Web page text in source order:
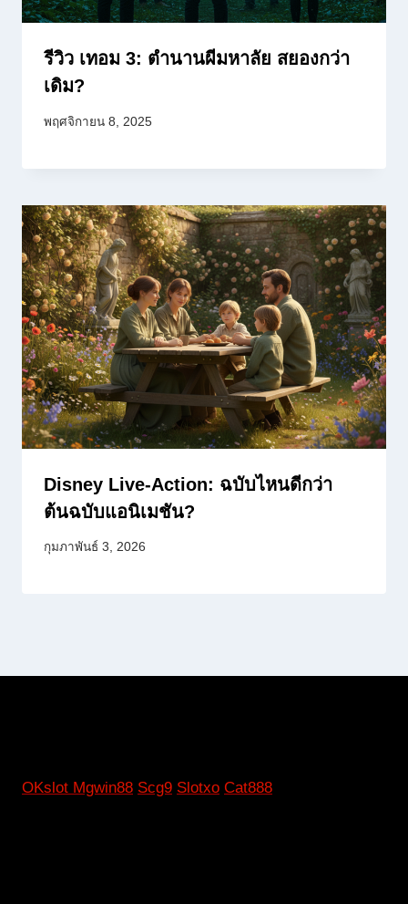
รีวิว เทอม 3: ตำนานผีมหาลัย สยองกว่า
เดิม?
พฤศจิกายน 8, 2025
Disney Live-Action: ฉบับไหนดีกว่า
ต้นฉบับแอนิเมชัน?
กุมภาพันธ์ 3, 2026
OKslot Mgwin88 Scg9 Slotxo Cat888